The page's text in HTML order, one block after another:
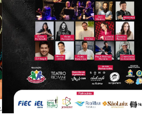
em Fortaleza – Foto: Edu